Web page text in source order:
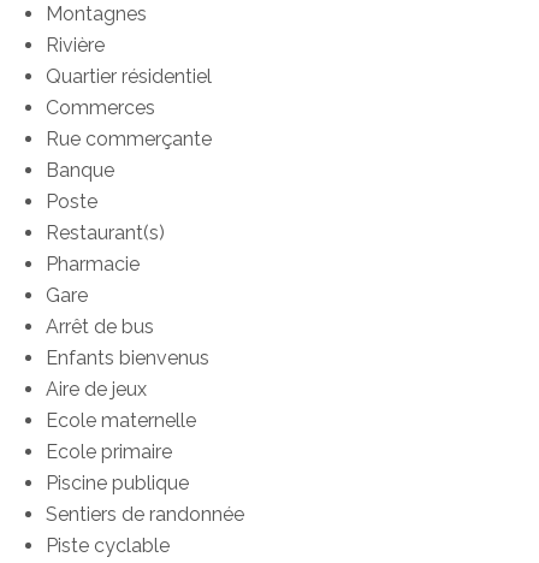
Montagnes
Rivière
Quartier résidentiel
Commerces
Rue commerçante
Banque
Poste
Restaurant(s)
Pharmacie
Gare
Arrêt de bus
Enfants bienvenus
Aire de jeux
Ecole maternelle
Ecole primaire
Piscine publique
Sentiers de randonnée
Piste cyclable